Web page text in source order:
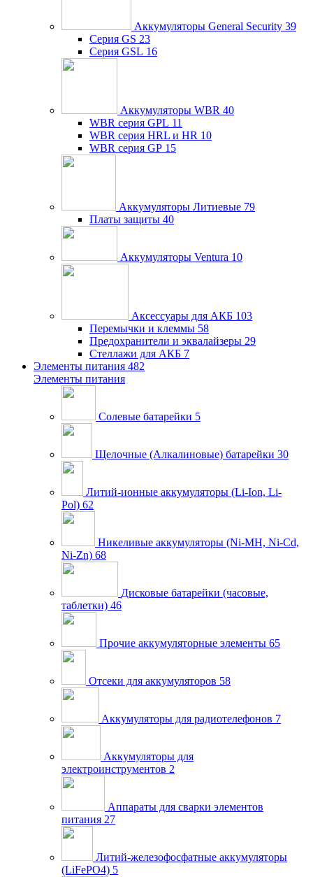
Аккумуляторы General Security 39
Серия GS 23
Серия GSL 16
Аккумуляторы WBR 40
WBR серия GPL 11
WBR серия HRL и HR 10
WBR серия GP 15
Аккумуляторы Литиевые 79
Платы защиты 40
Аккумуляторы Ventura 10
Аксессуары для АКБ 103
Перемычки и клеммы 58
Предохранители и эквалайзеры 29
Стеллажи для АКБ 7
Элементы питания 482
Элементы питания
Солевые батарейки 5
Щелочные (Алкалиновые) батарейки 30
Литий-ионные аккумуляторы (Li-Ion, Li-
Pol) 62
Никеливые аккумуляторы (Ni-MH, Ni-Cd,
Ni-Zn) 68
Дисковые батарейки (часовые,
таблетки) 46
Прочие аккумуляторные элементы 65
Отсеки для аккумуляторов 58
Аккумуляторы для радиотелефонов 7
Аккумуляторы для
электроинструментов 2
Аппараты для сварки элементов
питания 27
Литий-железофосфатные аккумуляторы
(LiFePO4) 5